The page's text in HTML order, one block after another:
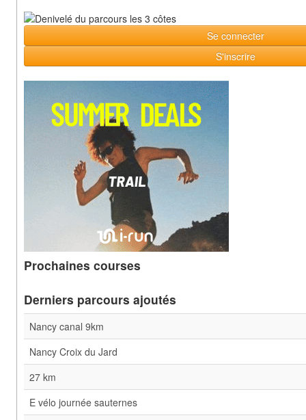
Se connecter
S'inscrire
Prochaines courses
Derniers parcours ajoutés
Nancy canal 9km
Nancy Croix du Jard
27 km
E vélo journée sauternes